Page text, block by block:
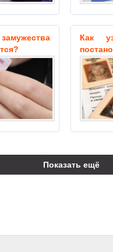
Как
Показать ещё